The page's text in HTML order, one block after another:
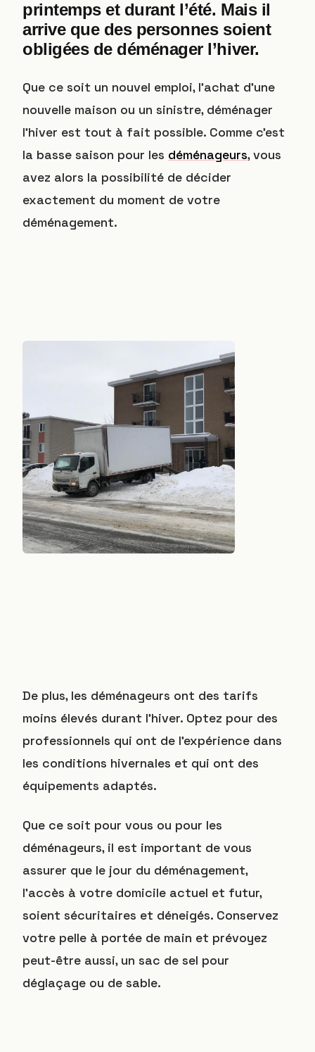
printemps et durant l’été. Mais il
arrive que des personnes soient
obligées de déménager l’hiver.
Que ce soit un nouvel emploi, l’achat d’une
nouvelle maison ou un sinistre, déménager
l’hiver est tout à fait possible. Comme c’est
la basse saison pour les déménageurs, vous
avez alors la possibilité de décider
exactement du moment de votre
déménagement.
De plus, les déménageurs ont des tarifs
moins élevés durant l’hiver. Optez pour des
professionnels qui ont de l’expérience dans
les conditions hivernales et qui ont des
équipements adaptés.
Que ce soit pour vous ou pour les
déménageurs, il est important de vous
assurer que le jour du déménagement,
l’accès à votre domicile actuel et futur,
soient sécuritaires et déneigés. Conservez
votre pelle à portée de main et prévoyez
peut-être aussi, un sac de sel pour
déglaçage ou de sable.